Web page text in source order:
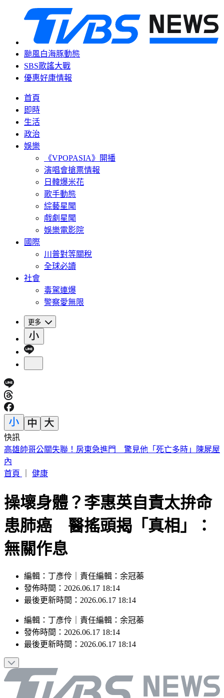
颱風白海豚動態
SBS歌謠大戰
優惠好康情報
首頁
即時
生活
政治
娛樂
《VPOPASIA》開播
演唱會搶票情報
日韓爆米花
歌手動態
綜藝星聞
戲劇星聞
娛樂電影院
國際
川普對等關稅
全球必讀
社會
毒駕連爆
警察愛無限
更多
快訊
晚起南部雨勢接力！專家曝「雨炸北台灣關鍵」 估這時起緩
和
首頁
健康
操壞身體？李惠英自責太拚命
患肺癌 醫搖頭揭「真相」：
無關作息
編輯：丁彥伶｜責任編輯：余冠蓁
發佈時間：2026.06.17 18:14
最後更新時間：2026.06.17 18:14
編輯 ： 丁彥伶 責任編輯 ： 余冠蓁
發佈時間： 2026.06.17 18:14
最後更新時間： 2026.06.17 18:14